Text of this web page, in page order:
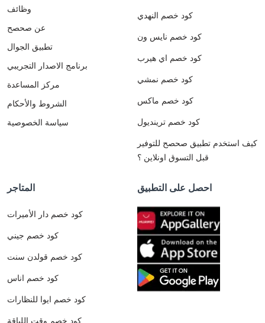
وظائف
عن صحصح
تطبيق الجوال
برنامج الاصدار التجريبي
مركز المساعدة
الشروط والأحكام
سياسة الخصوصية
كود خصم النهدي
كود خصم نايس ون
كود خصم اي هيرب
كود خصم نمشي
كود خصم ماكس
كود خصم ترينديول
كيف استخدم تطبيق صحصح للتوفير
قبل التسوق اونلاين ؟
المتاجر
كود خصم دار الأميرات
كود خصم جيني
كود خصم قولدن سنت
كود خصم اناس
كود خصم ايوا للنظارات
كود خصم وقت اللياقة
احصل على التطبيق